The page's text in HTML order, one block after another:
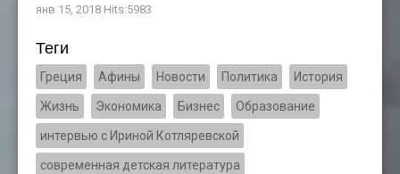
янв 15, 2018 Hits:5983
Теги
Греция Афины Новости Политика История
Жизнь Экономика Бизнес Образование
интервью с Ириной Котляревской
современная детская литература